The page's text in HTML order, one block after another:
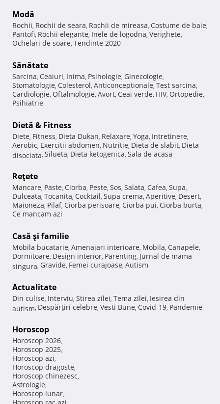
Modă
Rochii, Rochii de seara, Rochii de mireasa, Costume de baie,
Pantofi, Rochii elegante, Inele de logodna, Verighete,
Ochelari de soare, Tendinte 2020
Sănătate
Sarcina, Ceaiuri, Inima, Psihologie, Ginecologie,
Stomatologie, Colesterol, Anticonceptionale, Test sarcina,
Cardiologie, Oftalmologie, Avort, Ceai verde, HIV, Ortopedie,
Psihiatrie
Dietă & Fitness
Diete, Fitness, Dieta Dukan, Relaxare, Yoga, Intretinere,
Aerobic, Exercitii abdomen, Nutritie, Dieta de slabit, Dieta
disociata, Silueta, Dieta ketogenica, Sala de acasa
Reţete
Mancare, Paste, Ciorba, Peste, Sos, Salata, Cafea, Supa,
Dulceata, Tocanita, Cocktail, Supa crema, Aperitive, Desert,
Maioneza, Pilaf, Ciorba perisoare, Ciorba pui, Ciorba burta,
Ce mancam azi
Casă şi familie
Mobila bucatarie, Amenajari interioare, Mobila, Canapele,
Dormitoare, Design interior, Parenting, Jurnal de mama
singura, Gravide, Femei curajoase, Autism
Actualitate
Din culise, Interviu, Stirea zilei, Tema zilei, Iesirea din
autism, Despărţiri celebre, Vesti Bune, Covid-19, Pandemie
Horoscop
Horoscop 2026,
Horoscop 2025,
Horoscop azi,
Horoscop dragoste,
Horoscop chinezesc,
Astrologie,
Horoscop lunar,